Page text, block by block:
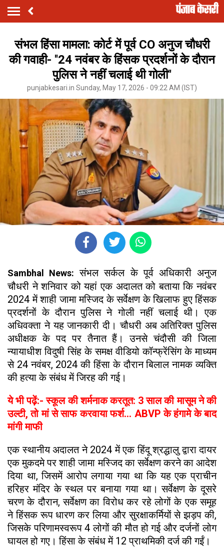
संभल हिंसा मामला: कोर्ट में पूर्व CO अनुज चौधरी
की गवाही- ''24 नवंबर के हिंसक प्रदर्शनों के दौरान
पुलिस ने नहीं चलाई थी गोली''
punjabkesari.in Sunday, May 17, 2026 - 09:22 AM (IST)
Sambhal News: संभल सर्कल के पूर्व अधिकारी अनुज
चौधरी ने शनिवार को यहां एक अदालत को बताया कि नवंबर
2024 में शाही जामा मस्जिद के सर्वेक्षण के खिलाफ हुए हिंसक
प्रदर्शनों के दौरान पुलिस ने गोली नहीं चलाई थी। एक
अधिवक्ता ने यह जानकारी दी। चौधरी अब अतिरिक्त पुलिस
अधीक्षक के पद पर तैनात हैं। उनसे चंदौसी की जिला
न्यायाधीश विदुषी सिंह के समक्ष वीडियो कॉन्फ्रेंसिंग के माध्यम
से 24 नवंबर, 2024 की हिंसा के दौरान बिलाल नामक व्यक्ति
की हत्या के संबंध में जिरह की गई।
ये भी पढ़ें:- स्कूल की शर्मनाक करतूत: 3 साल की मासूम ने की
उल्टी, तो मां से साफ करवाया फर्श... ABVP के हंगामे के बाद
मांगी माफी
एक स्थानीय अदालत ने 2024 में एक हिंदू श्रद्धालु द्वारा दायर
एक मुकदमे पर शाही जामा मस्जिद का सर्वेक्षण करने का आदेश
दिया था, जिसमें आरोप लगाया गया था कि यह एक प्राचीन
हरिहर मंदिर के स्थल पर बनाया गया था। सर्वेक्षण के दूसरे
चरण के दौरान, सर्वेक्षण का विरोध कर रहे लोगों के एक समूह
ने हिंसक रूप धारण कर लिया और सुरक्षाकर्मियों से झड़प की,
जिसके परिणामस्वरूप 4 लोगों की मौत हो गई और दर्जनों लोग
घायल हो गए। हिंसा के संबंध में 12 प्राथमिकी दर्ज की गईं।